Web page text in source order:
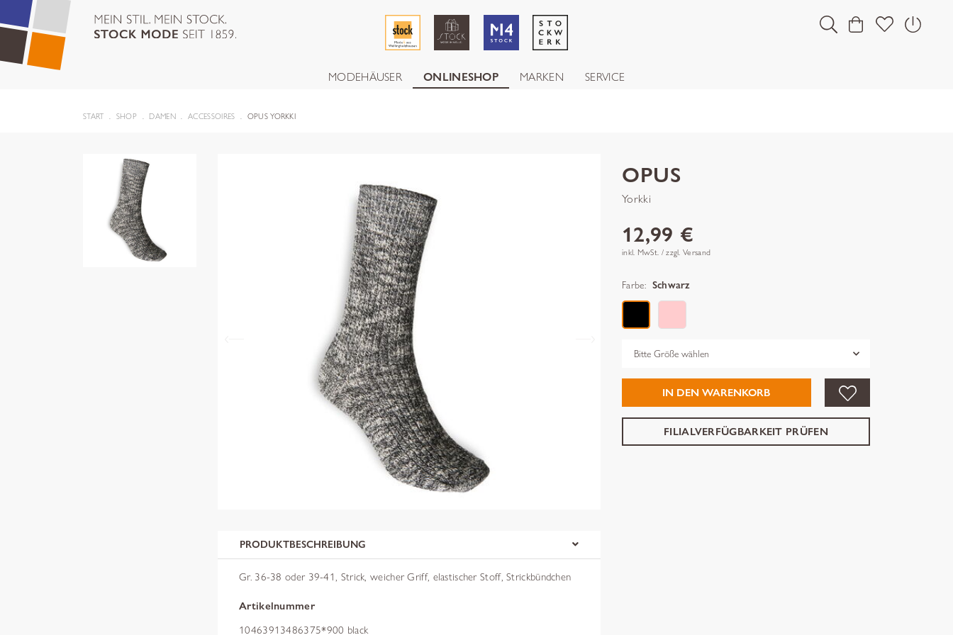
MODEHÄUSER ONLINESHOP MARKEN SERVICE
START SHOP DAMEN ACCESSOIRES OPUS YORKKI
PRODUKTBESCHREIBUNG
Gr. 36-38 oder 39-41, Strick, weicher Griff, elastischer Stoff, Strickbündchen
Artikelnummer
10463913486375*900 black
OPUS
Yorkki
12,99 €
inkl. MwSt. / zzgl. Versand
Farbe: Schwarz
Grösse
IN DEN WARENKORB
FILIALVERFÜGBARKEIT PRÜFEN